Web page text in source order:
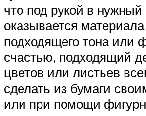
что под рукой в
оказывается материала
подходящего тона или
счастью, подходящий
цветов или листьев
сделать из бумаги
или при помощи